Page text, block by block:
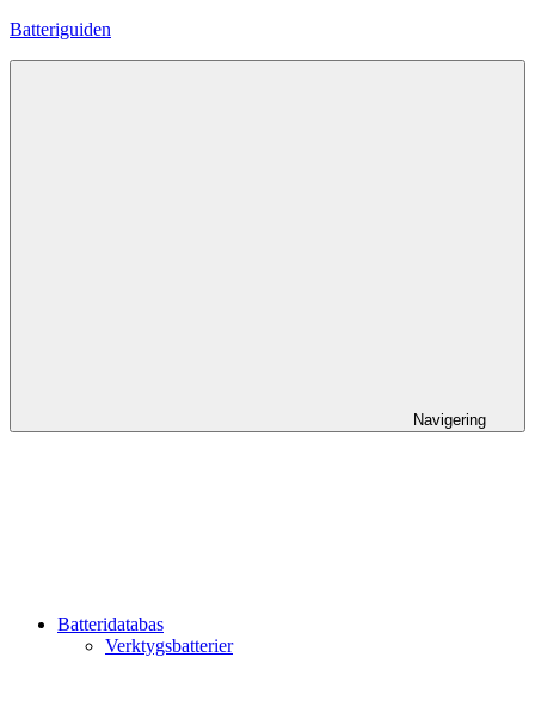
Hoppa
Batteriguiden
Navigering
Batteridatabas
Verktygsbatterier